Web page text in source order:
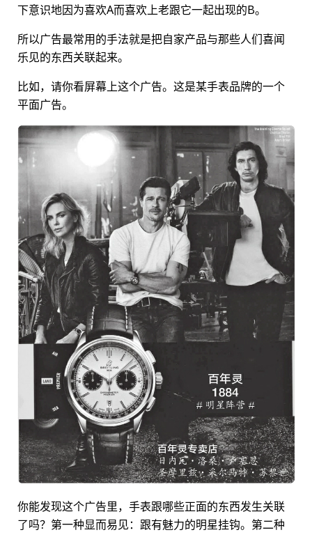
下意识地因为喜欢A而喜欢上老跟它一起出现的B。
所以广告最常用的手法就是把自家产品与那些人们喜闻
乐见的东西关联起来。
比如，请你看屏幕上这个广告。这是某手表品牌的一个
平面广告。
你能发现这个广告里，手表跟哪些正面的东西发生关联
了吗？第一种显而易见：跟有魅力的明星挂钩。第二种